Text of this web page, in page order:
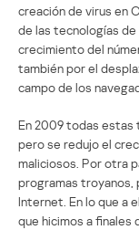
creación de virus en
de las tecnologías
crecimiento del
también por el
campo de los
En 2009 todas estas
pero se redujo el
maliciosos. Por otra
programas troyanos,
Internet. En lo que a
que hicimos a finales